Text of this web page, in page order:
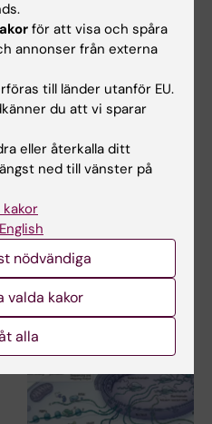
16 apr 2026
stamcellsterapi vid
typ 1-diabetes
Forskare vid Karolinska
Institutet och KTH har
utvecklat en förbättrad…
för att visa och spåra
annonser från externa
till länder utanför EU.
du att vi sparar
eller återkalla ditt
ned till vänster på
nödvändiga
valda kakor
alla